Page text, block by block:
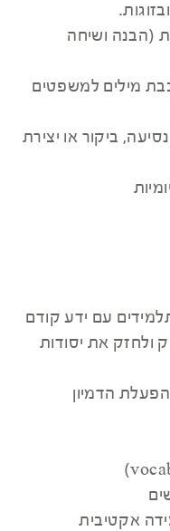
(הבנה ושיחה
מילים למשפטים
ביקור או יצירת
עם ידע קודם
ולחזק את יסודות
הדמיון
אקטיבית